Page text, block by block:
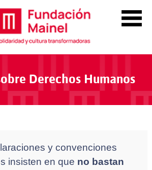
Derechos Humanos
y convenciones
insisten en que no bastan